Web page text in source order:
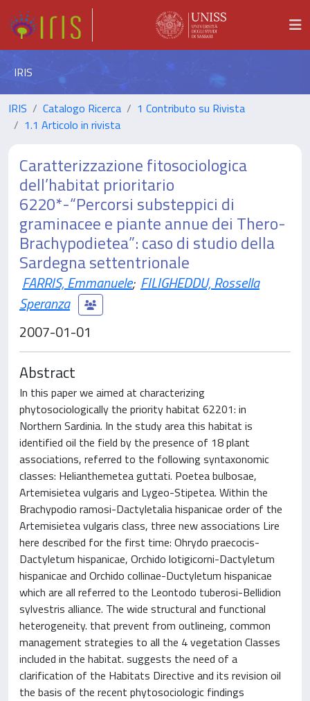
IRIS
IRIS Catalogo Ricerca
1 Contributo su Rivista
1.1 Articolo in rivista
Caratterizzazione fitosociologica
dell’habitat prioritario
6220*-“Percorsi substeppici di
graminacee e piante annue dei Thero-
Brachypodietea”: caso di studio della
Sardegna settentrionale
FARRIS, Emmanuele; FILIGHEDDU, Rossella
Speranza
2007-01-01
Abstract
In this paper we aimed at characterizing
phytosociologically the priority habitat 62201: in
Northern Sardinia. In the study area this habitat is
identified oil the field by the presence of 18 plant
associations, referred to the following syntaxonomic
classes: Helianthemetea guttati. Poetea bulbosae,
Artemisietea vulgaris and Lygeo-Stipetea. Within the
Brachypodio ramosi-Dactyletalia hispanicae order of the
Artemisietea vulgaris class, three new associations Lire
here described for the first time: Ohrydo praecocis-
Dactyletum hispanicae, Orchido lotigicorni-Dactyletum
hispanicae and Orchido collinae-Ductyletum hispanicae
which are all referred to the Leontodo tuberosi-Bellidion
sylvestris alliance. The wide structural and functional
heterogeneity. that prevent from outlineing, common
management strategies to all the 4 vegetation Classes
included in the habitat. suggests the need of a
clarification of the Habitats Directive and its revision oil
the basis of the recent phytosociologic findings